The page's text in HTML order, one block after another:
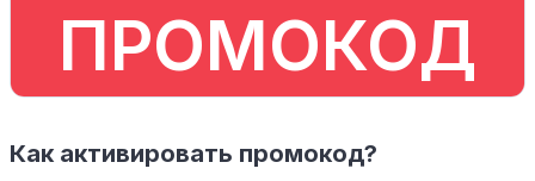
ПРОМОКОД
Как активировать промокод?